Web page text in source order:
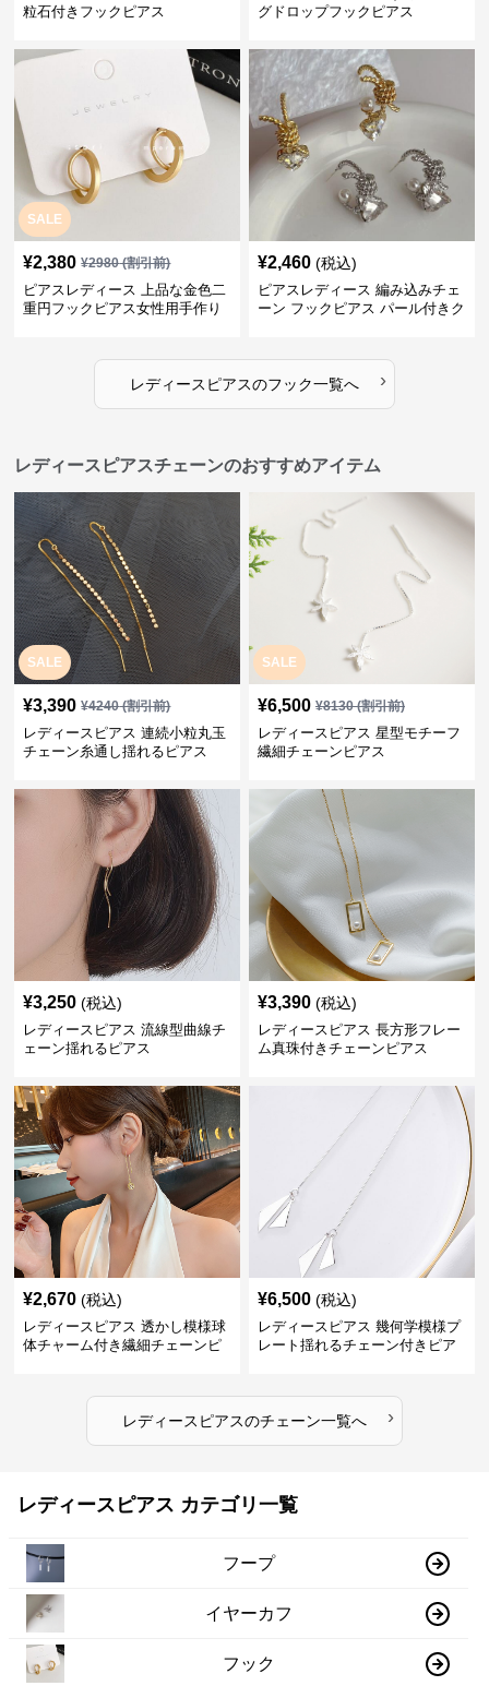
粒石付きフックピアス
グドロップフックピアス
SALE
¥2,380 ¥2980(割引前)
ピアスレディース 上品な金色二
重円フックピアス女性用手作り
¥2,460 (税込)
ピアスレディース 編み込みチェ
ーン フックピアス パール付きク
レディースピアスのフック一覧へ ›
レディースピアスチェーンのおすすめアイテム
SALE
¥3,390 ¥4240(割引前)
レディースピアス 連続小粒丸玉
チェーン糸通し揺れるピアス
SALE
¥6,500 ¥8130(割引前)
レディースピアス 星型モチーフ
繊細チェーンピアス
¥3,250 (税込)
レディースピアス 流線型曲線チ
ェーン揺れるピアス
¥3,390 (税込)
レディースピアス 長方形フレー
ム真珠付きチェーンピアス
¥2,670 (税込)
レディースピアス 透かし模様球
体チャーム付き繊細チェーンピ
¥6,500 (税込)
レディースピアス 幾何学模様プ
レート揺れるチェーン付きピア
レディースピアスのチェーン一覧へ ›
レディースピアス カテゴリ一覧
フープ
イヤーカフ
フック